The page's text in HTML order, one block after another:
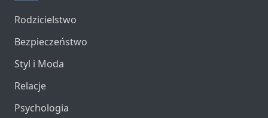
Rodzicielstwo
Bezpieczeństwo
Styl i Moda
Relacje
Psychologia